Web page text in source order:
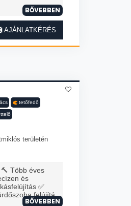
BŐVEBBEN
AJÁNLATKÉRÉS
ács tetőfedő
területén
Több éves
és
✅
felújítá
BŐVEBBEN